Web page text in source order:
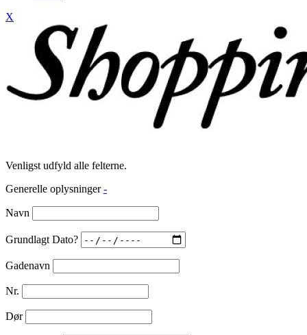
X
Venligst udfyld alle felterne.
Generelle oplysninger -
Navn
Grundlagt Dato?
Gadenavn
Nr.
Dør